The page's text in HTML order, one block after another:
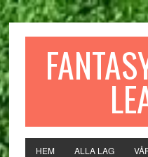
HEM ALLA LAG